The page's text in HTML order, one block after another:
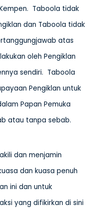
Taboola tidak
dan Taboola tidak
atas
oleh Pengiklan
sendiri. Taboola
Pengiklan untuk
Papan Pemuka
atau tanpa sebab.
dan menjamin
dan kuasa penuh
ini dan untuk
yang difikirkan di sini